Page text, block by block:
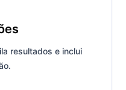
resultados e inclui